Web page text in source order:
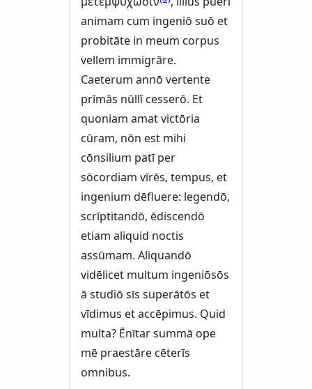
animam cum ingeniō suō et
probitāte in meum corpus
vellem immigrāre.
Caeterum annō vertente
prīmās nūllī cesserō. Et
quoniam amat victōria
cūram, nōn est mihi
cōnsilium patī per
sōcordiam vīrēs, tempus, et
ingenium dēfluere: legendō,
scrīptitandō, ēdiscendō
etiam aliquid noctis
assūmam. Aliquandō
vidēlicet multum ingeniōsōs
ā studiō sīs superātōs et
vīdimus et accēpimus. Quid
multa? Ēnītar summā ope
mē praestāre cēterīs
omnibus.